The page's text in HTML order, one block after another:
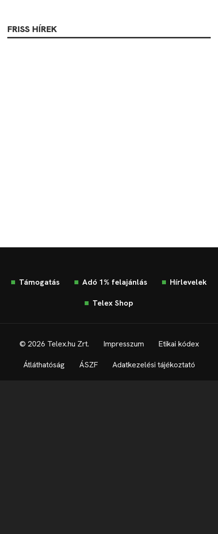
FRISS HÍREK
Támogatás Adó 1% felajánlás Hírlevelek
Telex Shop
© 2026 Telex.hu Zrt. Impresszum Etikai kódex
Átláthatóság ÁSZF Adatkezelési tájékoztató